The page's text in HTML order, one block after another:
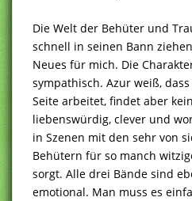
Die Welt der Behüter und
schnell in seinen Bann
Neues für mich. Die
sympathisch. Azur weiß,
Seite arbeitet, findet aber
liebenswürdig, clever und
in Szenen mit den sehr von
Behütern für so manch
sorgt. Alle drei Bände sind
emotional. Man muss es